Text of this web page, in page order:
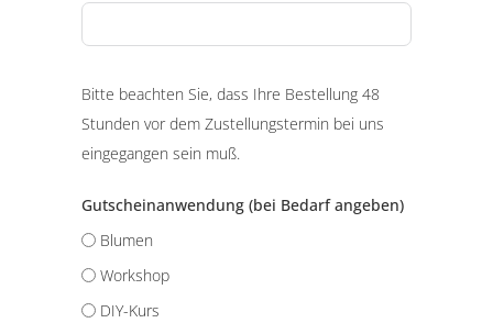
Bitte beachten Sie, dass Ihre Bestellung 48
Stunden vor dem Zustellungstermin bei uns
eingegangen sein muß.
Gutscheinanwendung (bei Bedarf angeben)
Blumen
Workshop
DIY-Kurs